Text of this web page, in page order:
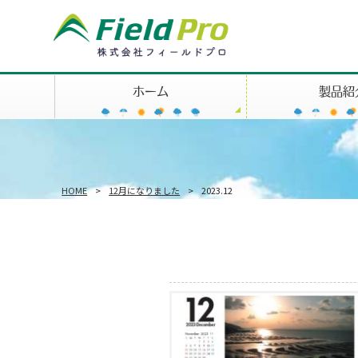
ホーム 製品紹
HOME > 12月になりました > 2023.12